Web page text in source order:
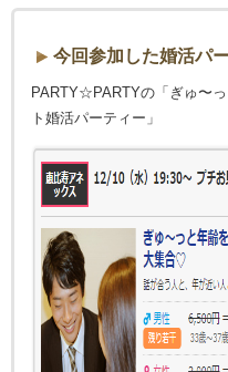
今回参加した婚活パ
PARTY☆PARTYの「ぎゅ〜
ト婚活パーティー」